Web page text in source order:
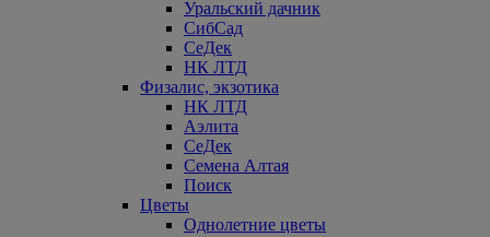
Уральский дачник
СибСад
СеДек
НК ЛТД
Физалис, экзотика
НК ЛТД
Аэлита
СеДек
Семена Алтая
Поиск
Цветы
Однолетние цветы